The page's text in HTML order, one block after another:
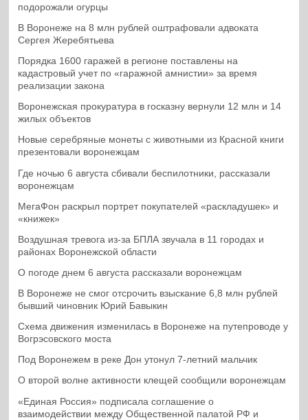
подорожали огурцы
В Воронеже на 8 млн рублей оштрафовали адвоката
Сергея Жеребятьева
Порядка 1600 гаражей в регионе поставлены на
кадастровый учет по «гаражной амнистии» за время
реализации закона
Воронежская прокуратура в госказну вернули 12 млн и 14
жилых объектов
Новые серебряные монеты с животными из Красной книги
презентовали воронежцам
Где ночью 6 августа сбивали беспилотники, рассказали
воронежцам
МегаФон раскрыл портрет покупателей «раскладушек» и
«книжек»
Воздушная тревога из-за БПЛА звучала в 11 городах и
районах Воронежской области
О погоде днем 6 августа рассказали воронежцам
В Воронеже не смог отсрочить взыскание 6,8 млн рублей
бывший чиновник Юрий Бавыкин
Схема движения изменилась в Воронеже на путепроводе у
Вогрэсовского моста
Под Воронежем в реке Дон утонул 7-летний мальчик
О второй волне активности клещей сообщили воронежцам
«Единая Россия» подписала соглашение о
взаимодействии между Общественной палатой РФ и